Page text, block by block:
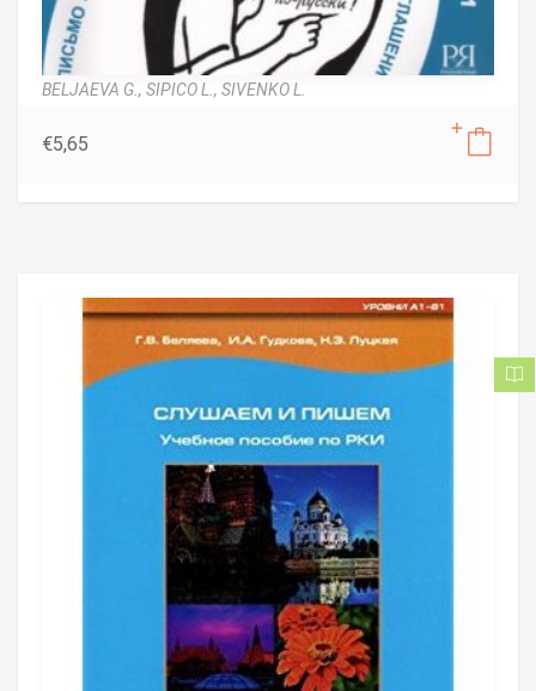
BELJAEVA G., SIPICO L., SIVENKO L.
€5,65